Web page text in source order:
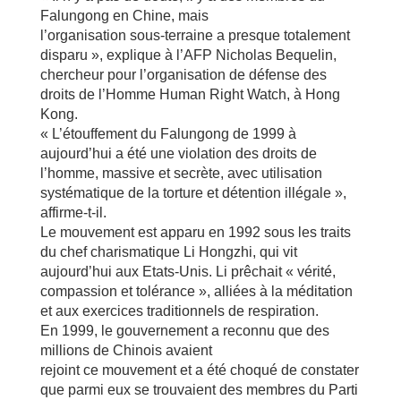
Falungong en Chine, mais
l’organisation sous-terraine a presque totalement
disparu », explique à l’AFP Nicholas Bequelin,
chercheur pour l’organisation de défense des
droits de l’Homme Human Right Watch, à Hong
Kong.
« L’étouffement du Falungong de 1999 à
aujourd’hui a été une violation des droits de
l’homme, massive et secrète, avec utilisation
systématique de la torture et détention illégale »,
affirme-t-il.
Le mouvement est apparu en 1992 sous les traits
du chef charismatique Li Hongzhi, qui vit
aujourd’hui aux Etats-Unis. Li prêchait « vérité,
compassion et tolérance », alliées à la méditation
et aux exercices traditionnels de respiration.
En 1999, le gouvernement a reconnu que des
millions de Chinois avaient
rejoint ce mouvement et a été choqué de constater
que parmi eux se trouvaient des membres du Parti